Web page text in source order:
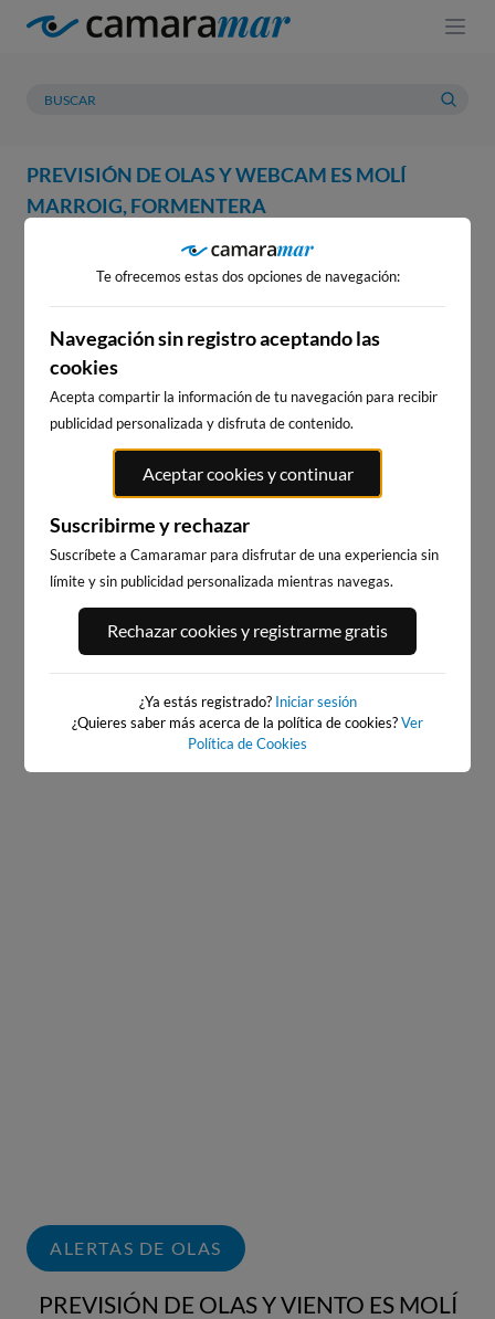
PREVISIÓN DE OLAS Y WEBCAM ES MOLÍ
MARROIG, FORMENTERA
PREVISIÓN METEOROLOGÍA
WEBCAM ES MOLÍ MARROIG,
FORMENTERA
WEBCAMS CERCANAS
PLAYA DE LA GRAVA
108km · Xàbia-Jávea
0.1 m PLATO
PORT ANDRATX
ALERTAS DE OLAS
PREVISIÓN DE OLAS Y VIENTO ES MOLÍ
Te ofrecemos estas dos opciones de navegación:
Navegación sin registro aceptando las
cookies
Acepta compartir la información de tu navegación para recibir
publicidad personalizada y disfruta de contenido.
Aceptar cookies y continuar
Suscribirme y rechazar
Suscríbete a Camaramar para disfrutar de una experiencia sin
límite y sin publicidad personalizada mientras navegas.
Rechazar cookies y registrarme gratis
¿Ya estás registrado? Iniciar sesión
¿Quieres saber más acerca de la política de cookies?Ver
Política de Cookies